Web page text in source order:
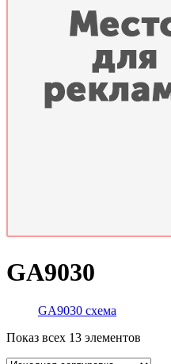
GA9030
GA9030 схема
Показ всех 13 элементов